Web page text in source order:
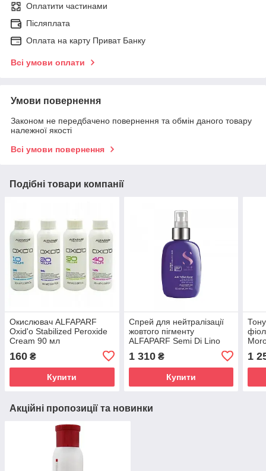
Оплатити частинами
Післяплата
Оплата на карту Приват Банку
Всі умови оплати
Умови повернення
Законом не передбачено повернення та обмін даного товару
належної якості
Всі умови повернення
Подібні товари компанії
Окислювач ALFAPARF
Oxid'o Stabilized Peroxide
Cream 90 мл
160 ₴
Купити
Спрей для нейтралізації
жовтого пігменту
ALFAPARF Semi Di Lino
Blonde Anti-Yellow Spray
125 мл
1 310₴
Купити
200
1
Акційні пропозиції та новинки